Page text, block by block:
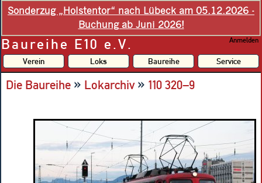
Sonderzug „Holstentor“ nach Lübeck am 05.12.2026 -
Buchung ab Juni 2026!
Baureihe E10 e.V. Anmelden
Verein Loks Baureihe Service
Die Baureihe » Lokarchiv» 110 320–9